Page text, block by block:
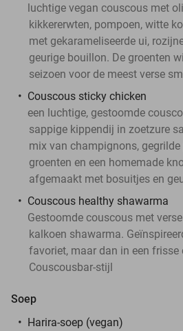
luchtige vegan couscous met
kikkererwten, pompoen, witte
met gekarameliseerde ui,
geurige bouillon. De groenten
seizoen voor de meest verse
Couscous sticky chicken
een luchtige, gestoomde
sappige kippendij in zoetzure
mix van champignons, gegrilde
groenten en een homemade
afgemaakt met bosuitjes en
Couscous healthy shawarma
Gestoomde couscous met
kalkoen shawarma.
favoriet, maar dan in een frisse
Couscousbar-stijl
Soep
Harira-soep (vegan)